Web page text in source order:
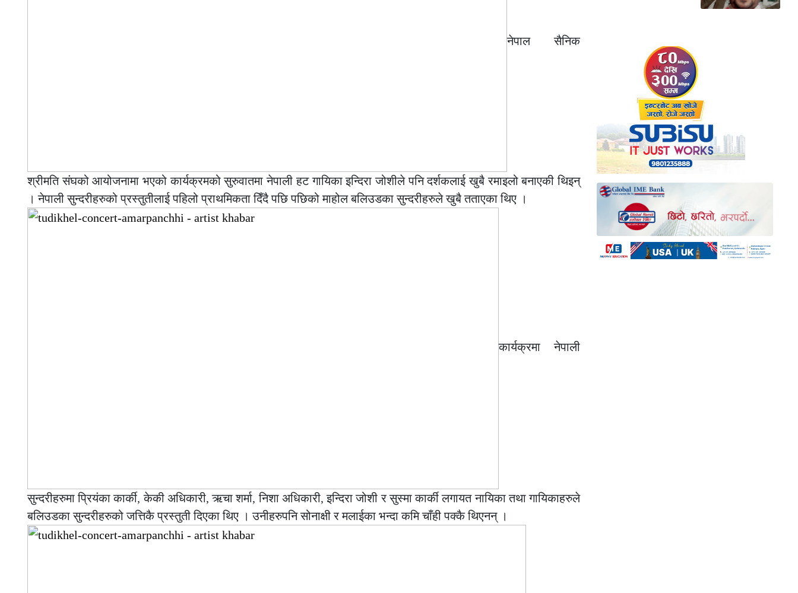
नेपाल सैनिक
श्रीमति संघको आयोजनामा भएको कार्यक्रमको सुरुवातमा नेपाली हट गायिका इन्दिरा जोशीले पनि दर्शकलाई खुबै रमाइलो बनाएकी थिइन्
। नेपाली सुन्दरीहरुको प्रस्तुतीलाई पहिलो प्राथमिकता दिँदै पछि पछिको माहोल बलिउडका सुन्दरीहरुले खुबै तताएका थिए ।
कार्यक्रमा नेपाली
सुन्दरीहरुमा प्रियंका कार्की, केकी अधिकारी, ऋचा शर्मा, निशा अधिकारी, इन्दिरा जोशी र सुस्मा कार्की लगायत नायिका तथा गायिकाहरुले
बलिउडका सुन्दरीहरुको जत्तिकै प्रस्तुती दिएका थिए । उनीहरुपनि सोनाक्षी र मलाईका भन्दा कमि चाँही पक्कै थिएनन् ।